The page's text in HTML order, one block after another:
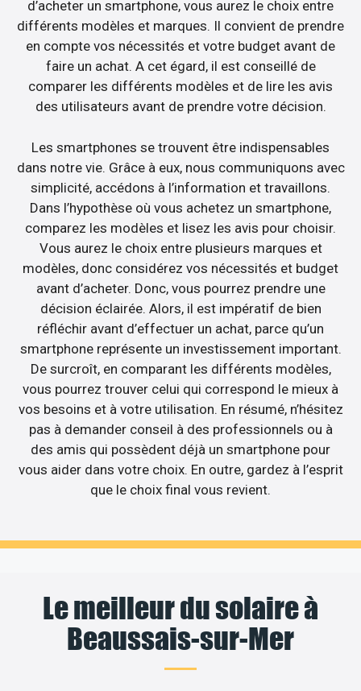
d’acheter un smartphone, vous aurez le choix entre
différents modèles et marques. Il convient de prendre
en compte vos nécessités et votre budget avant de
faire un achat. A cet égard, il est conseillé de
comparer les différents modèles et de lire les avis
des utilisateurs avant de prendre votre décision.
Les smartphones se trouvent être indispensables
dans notre vie. Grâce à eux, nous communiquons avec
simplicité, accédons à l’information et travaillons.
Dans l’hypothèse où vous achetez un smartphone,
comparez les modèles et lisez les avis pour choisir.
Vous aurez le choix entre plusieurs marques et
modèles, donc considérez vos nécessités et budget
avant d’acheter. Donc, vous pourrez prendre une
décision éclairée. Alors, il est impératif de bien
réfléchir avant d’effectuer un achat, parce qu’un
smartphone représente un investissement important.
De surcroît, en comparant les différents modèles,
vous pourrez trouver celui qui correspond le mieux à
vos besoins et à votre utilisation. En résumé, n’hésitez
pas à demander conseil à des professionnels ou à
des amis qui possèdent déjà un smartphone pour
vous aider dans votre choix. En outre, gardez à l’esprit
que le choix final vous revient.
Le meilleur du solaire à
Beaussais-sur-Mer